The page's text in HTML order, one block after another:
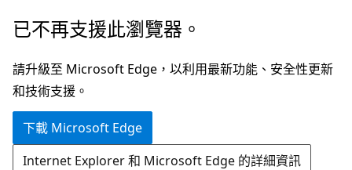
跳
主
要
內
已不再支援此瀏覽器。
請升級至 Microsoft Edge，以利用最新功能、安全性更新
和技術支援。
下載 Microsoft Edge
Internet Explorer 和 Microsoft Edge 的詳細資訊